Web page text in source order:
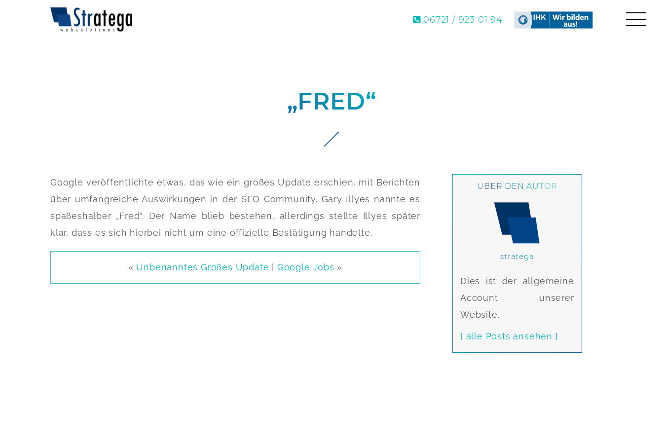
06721 / 923 01 94
„FRED“
Google veröffentlichte etwas, das wie ein großes Update erschien, mit Berichten
über umfangreiche Auswirkungen in der SEO Community. Gary Illyes nannte es
spaßeshalber „Fred“. Der Name blieb bestehen, allerdings stellte Illyes später
klar, dass es sich hierbei nicht um eine offizielle Bestätigung handelte.
« Unbenanntes Großes Update Google Jobs »
ÜBER DEN AUTOR
stratega
Dies ist der allgemeine
Account unserer
Website.
[ alle Posts ansehen ]